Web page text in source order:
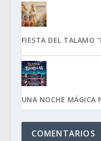
FIESTA DEL TALAMO
UNA NOCHE MÁGICA
COMENTARIOS